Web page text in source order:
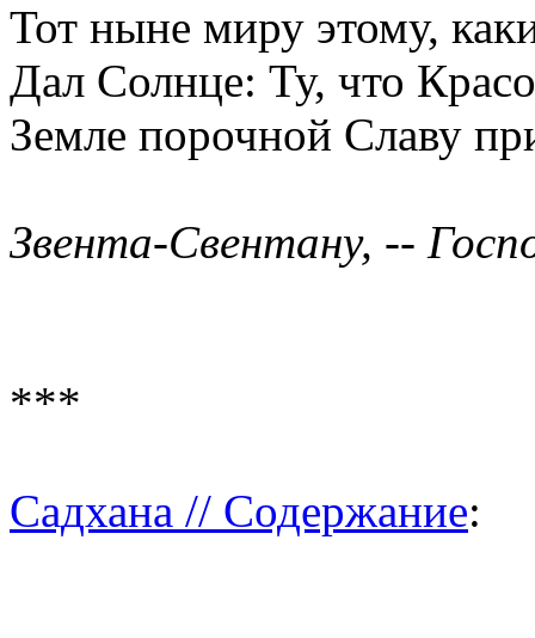
Тот ныне миру этому,
Дал Солнце: Ту, что
Земле порочной Славу
Звента-Свентану, --
***
Садхана // Содержание: